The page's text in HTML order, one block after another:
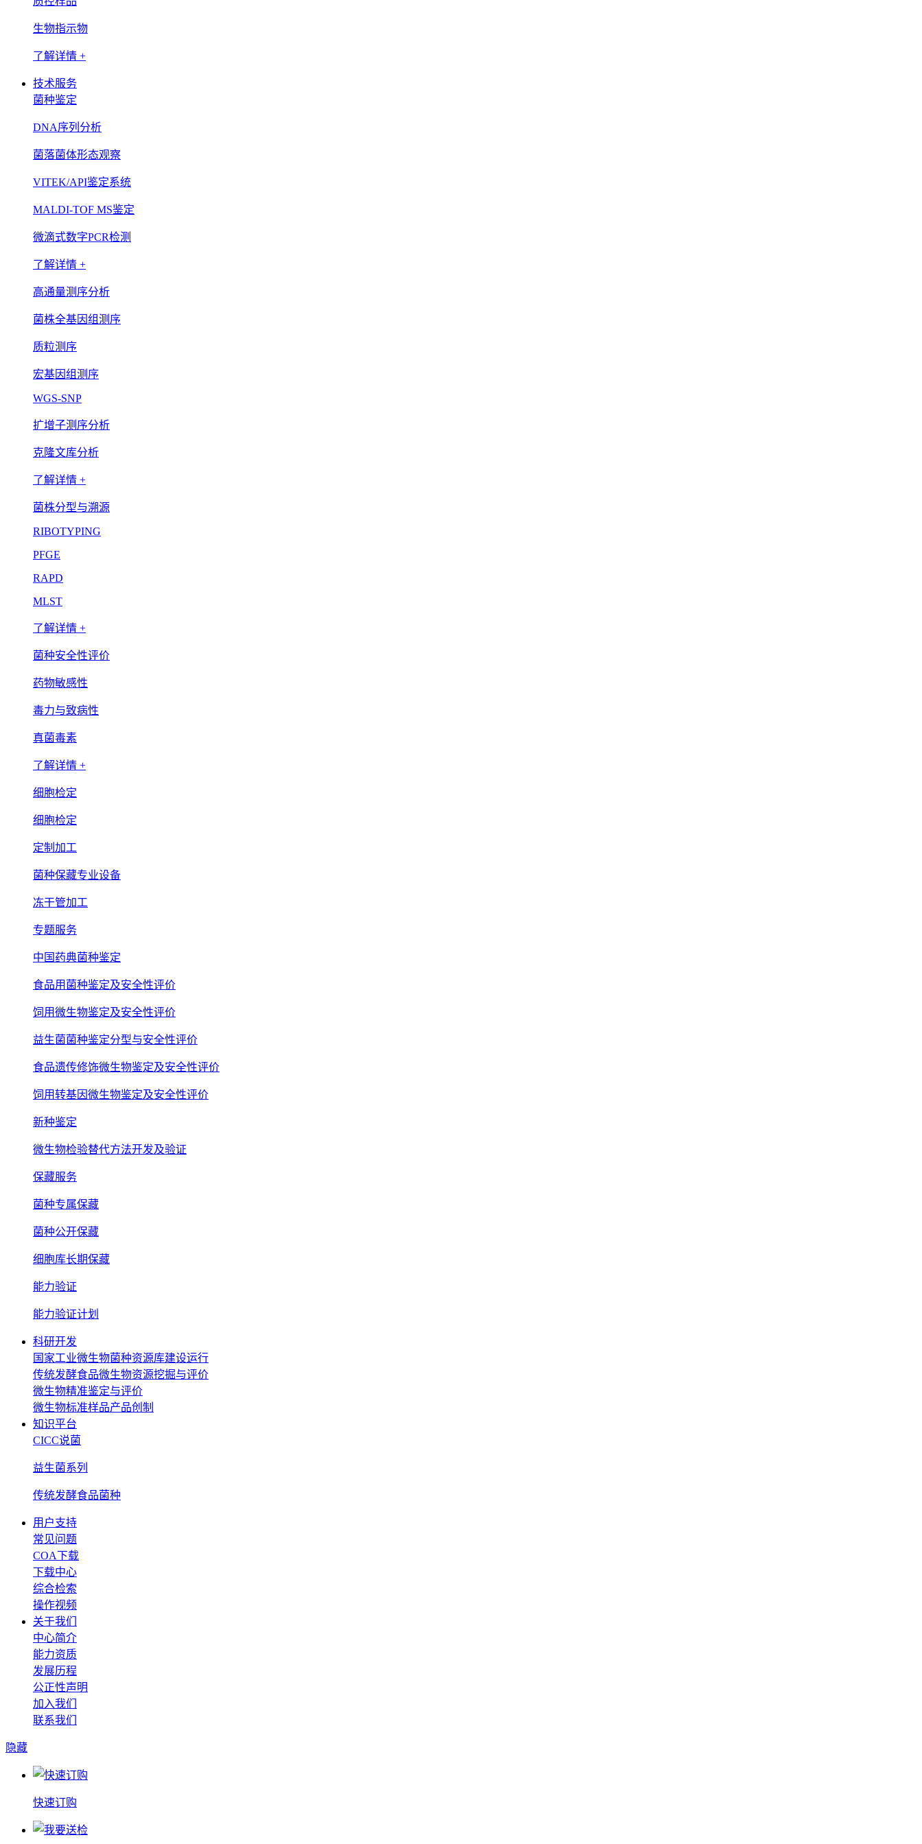
生物指示物
了解详情 +
技术服务
菌种鉴定
DNA序列分析
菌落菌体形态观察
VITEK/API鉴定系统
MALDI-TOF MS鉴定
微滴式数字PCR检测
了解详情 +
高通量测序分析
菌株全基因组测序
质粒测序
宏基因组测序
WGS-SNP
扩增子测序分析
克隆文库分析
了解详情 +
菌株分型与溯源
RIBOTYPING
PFGE
RAPD
MLST
了解详情 +
菌种安全性评价
药物敏感性
毒力与致病性
真菌毒素
了解详情 +
细胞检定
细胞检定
定制加工
菌种保藏专业设备
冻干管加工
专题服务
中国药典菌种鉴定
食品用菌种鉴定及安全性评价
饲用微生物鉴定及安全性评价
益生菌菌种鉴定分型与安全性评价
食品遗传修饰微生物鉴定及安全性评价
饲用转基因微生物鉴定及安全性评价
新种鉴定
微生物检验替代方法开发及验证
保藏服务
菌种专属保藏
菌种公开保藏
细胞库长期保藏
能力验证
能力验证计划
科研开发
国家工业微生物菌种资源库建设运行
传统发酵食品微生物资源挖掘与评价
微生物精准鉴定与评价
微生物标准样品产品创制
知识平台
CICC说菌
益生菌系列
传统发酵食品菌种
用户支持
常见问题
COA下载
下载中心
综合检索
操作视频
关于我们
中心简介
能力资质
发展历程
公正性声明
加入我们
联系我们
隐藏
快速订购